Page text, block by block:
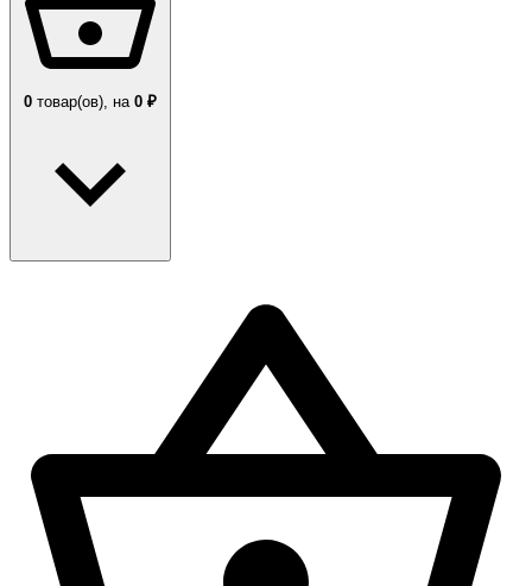
0 товар(ов), на 0 ₽